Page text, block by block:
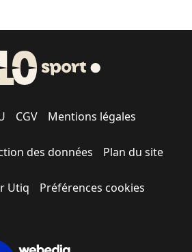
CGV Mentions légales
des données Plan du site
Utiq Préférences cookies